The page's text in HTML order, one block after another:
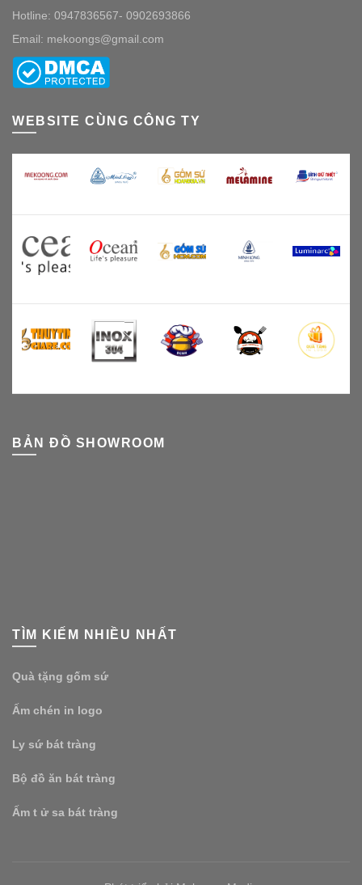
Hotline: 0947836567- 0902693866
Email: mekoongs@gmail.com
WEBSITE CÙNG CÔNG TY
BẢN ĐỒ SHOWROOM
TÌM KIẾM NHIỀU NHẤT
Quà tặng gốm sứ
Ấm chén in logo
Ly sứ bát tràng
Bộ đồ ăn bát tràng
Ấm t ử sa bát tràng